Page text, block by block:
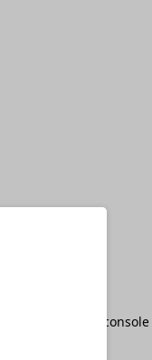
browser console